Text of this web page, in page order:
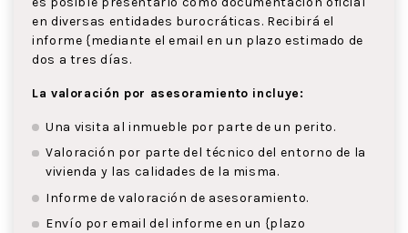
en diversas entidades burocráticas. Recibirá el
informe {mediante el email en un plazo estimado de
dos a tres días.
La valoración por asesoramiento incluye:
Una visita al inmueble por parte de un perito.
Valoración por parte del técnico del entorno de la
vivienda y las calidades de la misma.
Informe de valoración de asesoramiento.
Envío por email del informe en un {plazo